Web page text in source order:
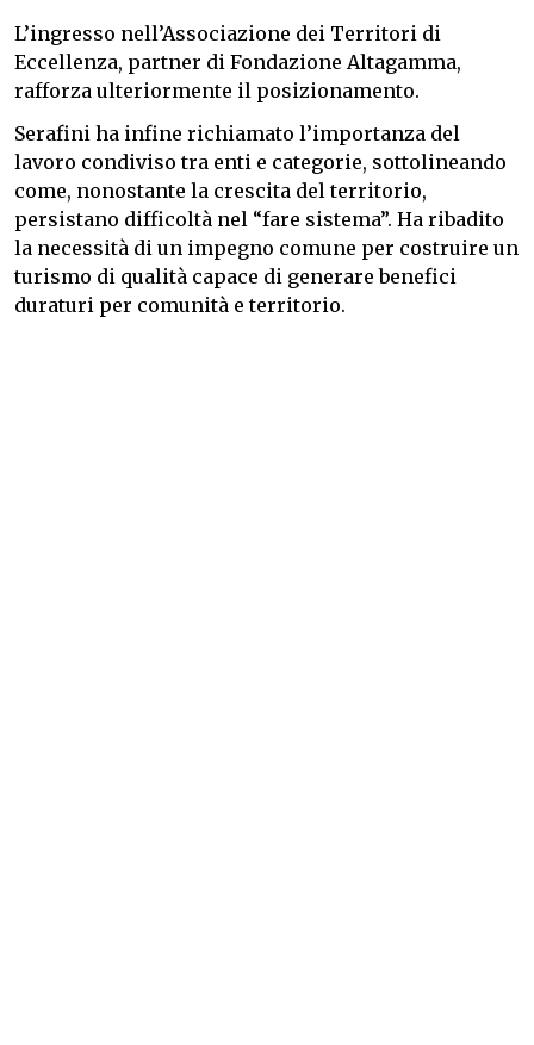
L’ingresso nell’Associazione dei Territori di
Eccellenza, partner di Fondazione Altagamma,
rafforza ulteriormente il posizionamento.
Serafini ha infine richiamato l’importanza del
lavoro condiviso tra enti e categorie, sottolineando
come, nonostante la crescita del territorio,
persistano difficoltà nel “fare sistema”. Ha ribadito
la necessità di un impegno comune per costruire un
turismo di qualità capace di generare benefici
duraturi per comunità e territorio.